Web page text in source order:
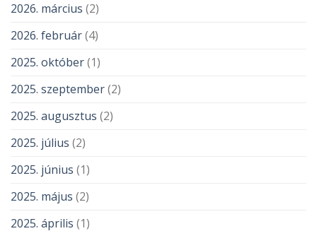
2026. március (2)
2026. február(4)
2025. október(1)
2025. szeptember(2)
2025. augusztus (2)
2025. július (2)
2025. június (1)
2025. május (2)
2025. április (1)